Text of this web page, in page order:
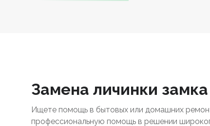
Замена личинки
Ищете помощь в бытовых или домашних
профессиональную помощь в решении